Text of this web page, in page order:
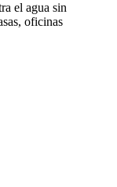
el agua sin
oficinas